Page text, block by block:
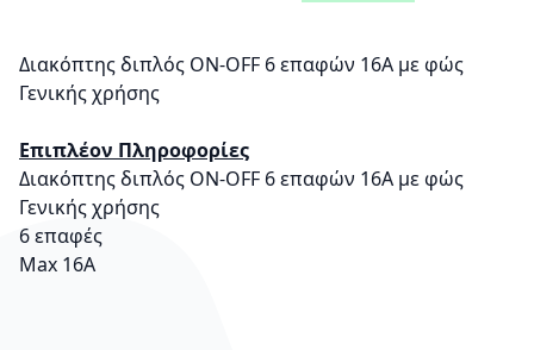
Διακόπτης διπλός ON-OFF 6 επαφών 16A με φώς
Γενικής χρήσης
Επιπλέον Πληροφορίες
Διακόπτης διπλός ON-OFF 6 επαφών 16A με φώς
Γενικής χρήσης
6 επαφές
Μax 16A